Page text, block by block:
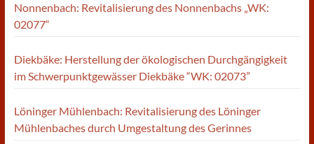
Nonnenbach: Revitalisierung des Nonnenbachs „WK:
02077“
Diekbäke: Herstellung der ökologischen Durchgängigkeit
im Schwerpunktgewässer Diekbäke “WK: 02073”
Löninger Mühlenbach: Revitalisierung des Löninger
Mühlenbaches durch Umgestaltung des Gerinnes